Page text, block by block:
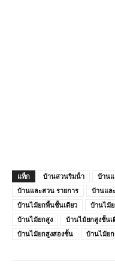
แท็ก บ้านสวนริมน้ํา บ้าน
บ้านและสวน รายการ
บ้านแล
บ้านไม้ยกพื้นชั้นเดียว
บ้านไม้
บ้านไม้ยกสูง
บ้านไม้ยกสูงชั้นเ
บ้านไม้ยกสูงสองชั้น
บ้านไม้ยก